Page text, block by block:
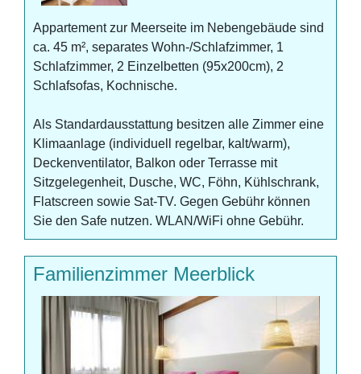
Appartement zur Meerseite im Nebengebäude sind
ca. 45 m², separates Wohn-/Schlafzimmer, 1
Schlafzimmer, 2 Einzelbetten (95x200cm), 2
Schlafsofas, Kochnische.
Als Standardausstattung besitzen alle Zimmer eine
Klimaanlage (individuell regelbar, kalt/warm),
Deckenventilator, Balkon oder Terrasse mit
Sitzgelegenheit, Dusche, WC, Föhn, Kühlschrank,
Flatscreen sowie Sat-TV. Gegen Gebühr können
Sie den Safe nutzen. WLAN/WiFi ohne Gebühr.
Familienzimmer Meerblick